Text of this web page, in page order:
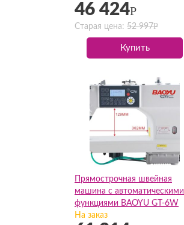
46 424Р
Старая цена: 52 997Р
Купить
Прямострочная швейная
машина с автоматическими
функциями BAOYU GT-6W
(Комплект)
На заказ